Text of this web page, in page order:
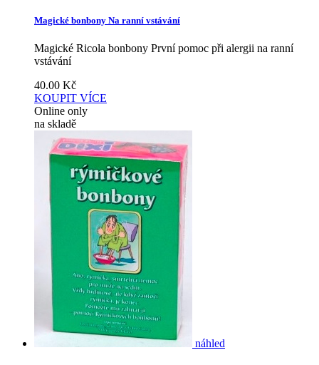
Magické bonbony Na ranní vstávání
Magické Ricola bonbony První pomoc při alergii na ranní
vstávání
40.00 Kč
KOUPIT VÍCE
Online only
na skladě
náhled